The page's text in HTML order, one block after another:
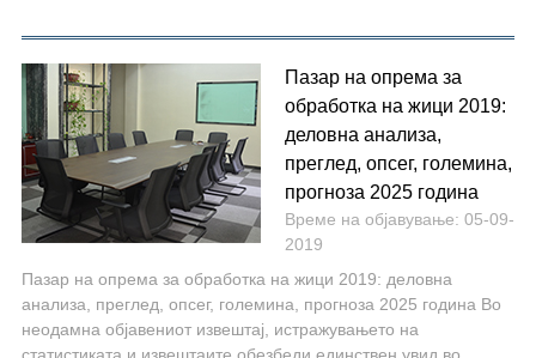
Пазар на опрема за
обработка на жици 2019:
деловна анализа,
преглед, опсег, големина,
прогноза 2025 година
Време на објавување: 05-09-
2019
Пазар на опрема за обработка на жици 2019: деловна
анализа, преглед, опсег, големина, прогноза 2025 година Во
неодамна објавениот извештај, истражувањето на